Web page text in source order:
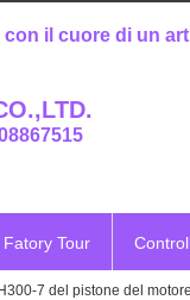
il cuore di un
Fatory Tour
7 del pistone del